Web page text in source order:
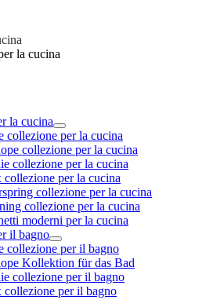
la cucina
la cucina
collezione per la cucina
collezione per la cucina
collezione per la cucina
collezione per la cucina
collezione per la cucina
collezione per la cucina
moderni per la cucina
il bagno
collezione per il bagno
Kollektion für das Bad
collezione per il bagno
collezione per il bagno